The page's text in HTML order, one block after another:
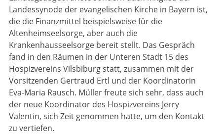
Landessynode der evangelischen Kirche in Bayern ist,
die die Finanzmittel beispielsweise für die
Altenheimseelsorge, aber auch die
Krankenhausseelsorge bereit stellt. Das Gespräch
fand in den Räumen in der Unteren Stadt 15 des
Hospizvereins Vilsbiburg statt, zusammen mit der
Vorsitzenden Gertraud Ertl und der Koordinatorin
Eva-Maria Rausch. Müller freute sich sehr, dass auch
der neue Koordinator des Hospizvereins Jerry
Valentin, sich Zeit genommen hatte, um den Kontakt
zu vertiefen.